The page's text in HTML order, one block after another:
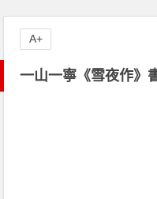
一山一寧《雪夜作》
A+